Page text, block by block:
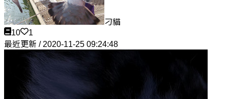
刁貓
10
1
最近更新 / 2020-11-25 09:24:48